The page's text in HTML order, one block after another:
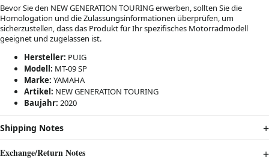
Bevor Sie den NEW GENERATION TOURING erwerben, sollten Sie die
Homologation und die Zulassungsinformationen überprüfen, um
sicherzustellen, dass das Produkt für Ihr spezifisches Motorradmodell
geeignet und zugelassen ist.
Hersteller: PUIG
Modell: MT-09 SP
Marke: YAMAHA
Artikel: NEW GENERATION TOURING
Baujahr: 2020
Shipping Notes
Exchange/Return Notes